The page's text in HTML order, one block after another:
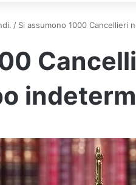
/ Si assumono 1000 Cancellieri